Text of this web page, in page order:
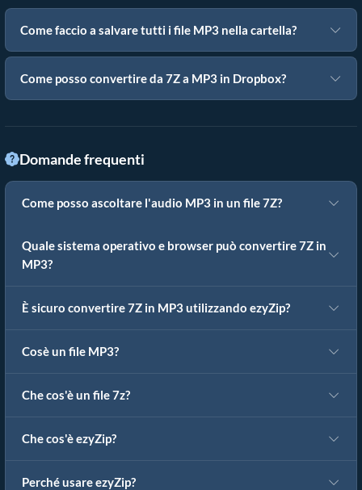
Come faccio a salvare tutti i file MP3 nella cartella?
Come posso convertire da 7Z a MP3 in Dropbox?
Domande frequenti
Come posso ascoltare l'audio MP3 in un file 7Z?
Quale sistema operativo e browser può convertire 7Z in
MP3?
È sicuro convertire 7Z in MP3 utilizzando ezyZip?
Cosè un file MP3?
Che cos'è un file 7z?
Che cos'è ezyZip?
Perché usare ezyZip?